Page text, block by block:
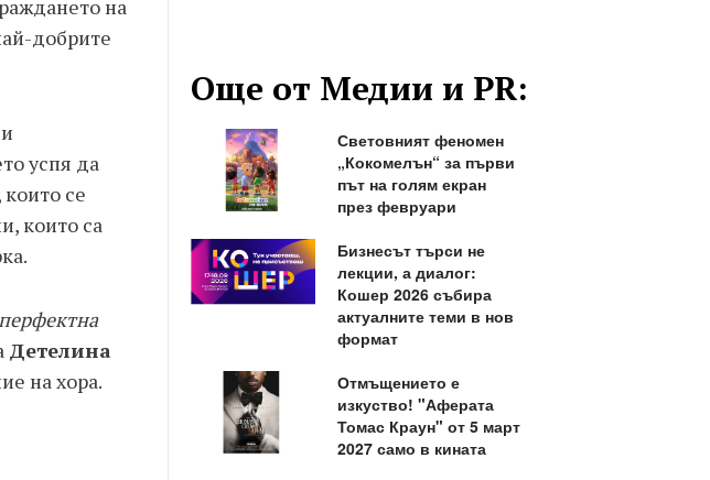
на
добрите
успя да
се
които са
Детелина
на хора.
Още от Медии и PR:
Световният феномен
„Кокомелън“ за първи
път на голям екран
през февруари
Бизнесът търси не
лекции, а диалог:
Кошер 2026 събира
актуалните теми в нов
формат
Отмъщението е
изкуство! "Аферата
Томас Краун" от 5 март
2027 само в кината